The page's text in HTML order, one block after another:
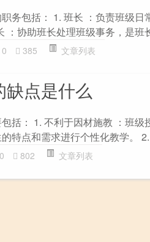
务包括： 1. 班长 ：负责班级
：协助班长处理班级事务，是班
0 385 文章列表
点是什么
括： 1. 不利于因材施教 ：班
特点和需求进行个性化教学。
0 802 文章列表